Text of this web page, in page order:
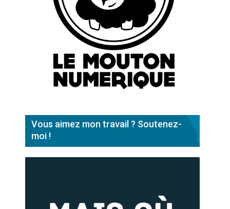
Vous aimez mon travail ? Soutenez-
moi !